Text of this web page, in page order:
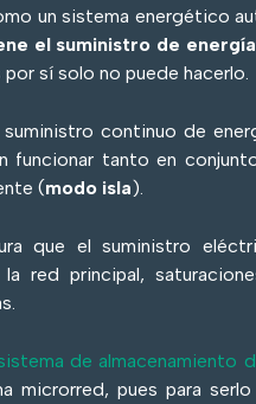
un sistema energético
el suministro de
sí solo no puede hacerlo.
suministro continuo de
funcionar tanto en
(modo isla).
que el suministro
la red principal,
de almacenamiento
microrred, pues para serlo